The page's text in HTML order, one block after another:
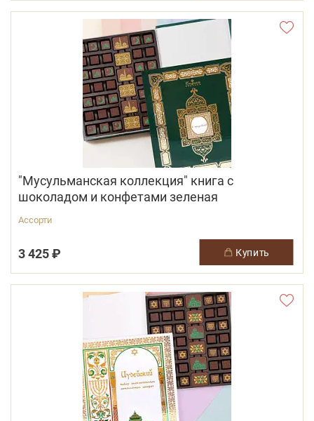
"Мусульманская коллекция" книга с
шоколадом и конфетами зеленая
Ассорти
3 425 ₽ купить